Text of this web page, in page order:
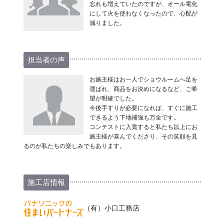
忘れも増えていたのですが、オール電化
にして火を使わなくなったので、心配が
減りました。
担当者の声
お施主様はお一人でショウルームへ足を
運ばれ、商品をお決めになるなど、ご希
望が明確でした。
今後手すりが必要になれば、すぐに施工
できるよう下地補強も万全です。
コンテストに入賞すると私たち以上にお
施主様が喜んでくださり、その笑顔を見
るのが私たちの楽しみでもあります。
施工店情報
（有）小口工務店